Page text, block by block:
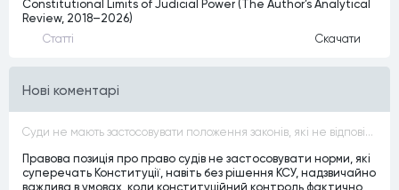
Constitutional Limits of Judicial Power (The Author’s Analytical
Review, 2018–2026)
Статтi Скачати
Нові коментарі
Суди не мають застосовувати положення законів, які не відповідають Конституції, незалежно від того, чи визнавалися вони Конституційним Судом України неконституційними, тобто закони, що суперечать Конституції України не можуть застосовуватися навіть у випадках, коли вони є чинними
Правова позиція про право судів не застосовувати норми, які
суперечать Конституції, навіть без рішення КСУ, надзвичайно
важлива в умовах, коли конституційний контроль фактично